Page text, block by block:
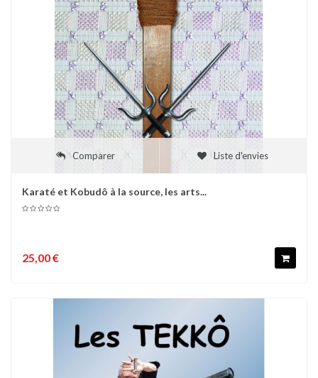
Comparer Liste d'envies
Karaté et Kobudô à la source, les arts...
25,00 €